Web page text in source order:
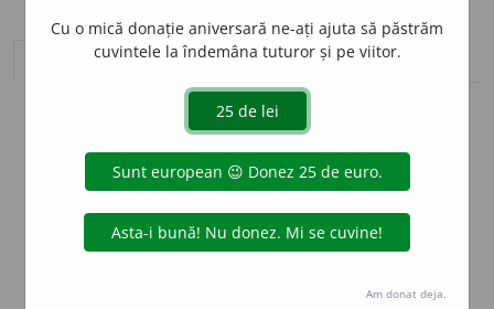
sinteza definițiilor (1) definiții (2) declinări
info
Aceste definiții sunt compilate de
echipa dexonline. Definițiile
originale se află pe filadefiniții.
preferințe
Cu o mică donație aniversară ne-ați ajuta să păstrăm
cuvintele la îndemâna tuturor și pe viitor.
Am donat deja.